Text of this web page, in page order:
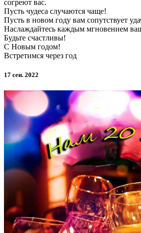
согреют вас.
Пусть чудеса случаются чаще!
Пусть в новом году вам сопутствует
Наслаждайтесь каждым мгновением
Будьте счастливы!
С Новым годом!
Встретимся через год
17 сен. 2022